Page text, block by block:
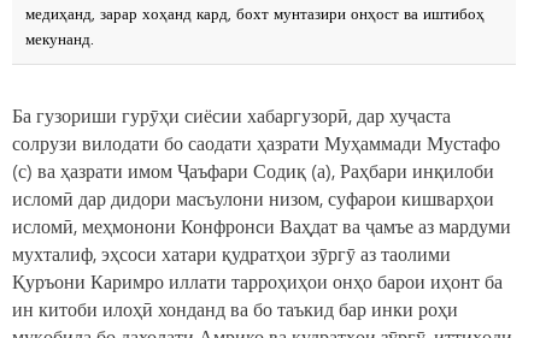
медиҳанд, зарар хоҳанд кард, бохт мунтазири онҳост ва иштибоҳ
мекунанд.
Ба гузориши гурӯҳи сиёсии хабаргузорӣ, дар хуҷаста
солрузи вилодати бо саодати ҳазрати Муҳаммади Мустафо
(с) ва ҳазрати имом Ҷаъфари Содиқ (а), Раҳбари инқилоби
исломӣ дар дидори масъулони низом, суфарои кишварҳои
исломӣ, меҳмонони Конфронси Ваҳдат ва ҷамъе аз мардуми
мухталиф, эҳсоси хатари қудратҳои зӯргӯ аз таолими
Қуръони Каримро иллати тарроҳиҳои онҳо барои иҳонт ба
ин китоби илоҳӣ хонданд ва бо таъкид бар инки роҳи